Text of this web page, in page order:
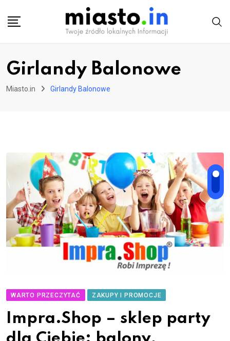
Girlandy Balonowe
Miasto.in Girlandy Balonowe
WARTO PRZECZYTAĆ ZAKUPY I PROMOCJE
Impra.Shop – sklep party